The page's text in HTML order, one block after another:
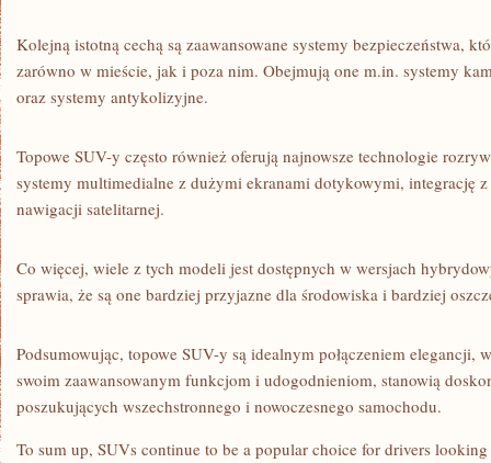
Kolejną istotną cechą są zaawansowane ‌systemy bezpieczeństwa,
zarówno w ‍mieście, jak i poza‌ nim. Obejmują one m.in. systemy
oraz ⁢systemy antykolizyjne.
Topowe SUV-y często ⁢również‍ oferują najnowsze technologie
systemy multimedialne z dużymi ekranami dotykowymi, integrację
⁤nawigacji satelitarnej.
Co więcej, wiele⁢ z tych modeli jest dostępnych ​w​ wersjach
sprawia, że są one bardziej przyjazne ‍dla środowiska i bardziej
Podsumowując, topowe SUV-y są idealnym połączeniem elegancji,
swoim​ zaawansowanym funkcjom i udogodnieniom, stanowią‍
poszukujących wszechstronnego i⁤ nowoczesnego ‌samochodu.
To sum up, SUVs continue to be a popular choice for drivers